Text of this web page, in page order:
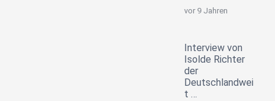
vor 9 Jahren
Interview von
Isolde Richter
der
Deutschlandwei
t …